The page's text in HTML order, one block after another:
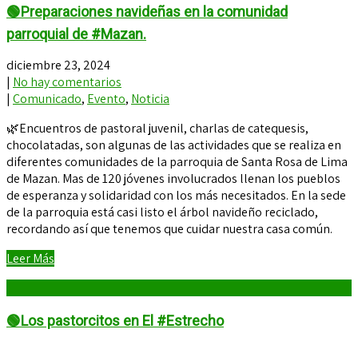
🟢Preparaciones navideñas en la comunidad
parroquial de #Mazan.
diciembre 23, 2024
| No hay comentarios
| Comunicado, Evento, Noticia
🌿Encuentros de pastoral juvenil, charlas de catequesis,
chocolatadas, son algunas de las actividades que se realiza en
diferentes comunidades de la parroquia de Santa Rosa de Lima
de Mazan. Mas de 120 jóvenes involucrados llenan los pueblos
de esperanza y solidaridad con los más necesitados. En la sede
de la parroquia está casi listo el árbol navideño reciclado,
recordando así que tenemos que cuidar nuestra casa común.
Leer Más
🟢Los pastorcitos en El #Estrecho